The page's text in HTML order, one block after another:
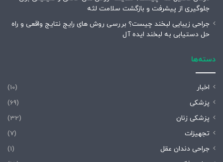
جلوگیری از پیشرفت و بازگشت سلامت لثه
جراحی زیبایی لبخند چیست؟ بررسی روش های رایج نتایج واقعی و راه
حل دستیابی به لبخند ایده آل
دسته‌ها
اخبار
(10)
پزشکی
(69)
پزشکی زنان
(32)
تجهیزات
(7)
جراحی دندان عقل
(1)